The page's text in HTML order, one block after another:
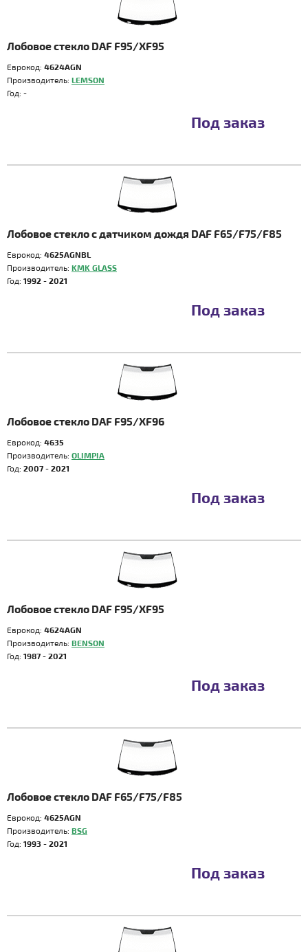
Лобовое стекло DAF F95/XF95
Еврокод: 4624AGN
Производитель: LEMSON
Год: -
Под заказ
Лобовое стекло с датчиком дождя DAF F65/F75/F85
Еврокод: 4625AGNBL
Производитель: KMK GLASS
Год: 1992 - 2021
Под заказ
Лобовое стекло DAF F95/XF96
Еврокод: 4635
Производитель: OLIMPIA
Год: 2007 - 2021
Под заказ
Лобовое стекло DAF F95/XF95
Еврокод: 4624AGN
Производитель: BENSON
Год: 1987 - 2021
Под заказ
Лобовое стекло DAF F65/F75/F85
Еврокод: 4625AGN
Производитель: BSG
Год: 1993 - 2021
Под заказ